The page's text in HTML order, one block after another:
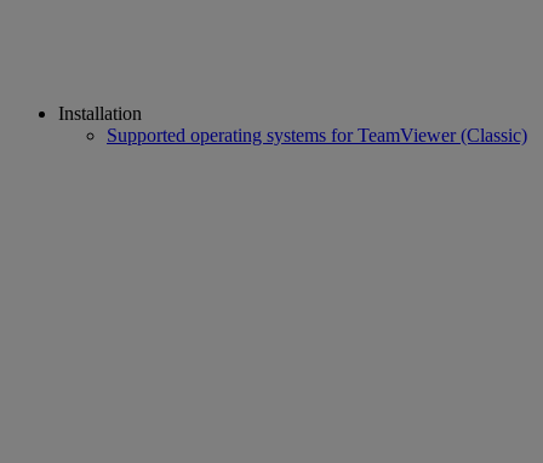
Installation
Supported operating systems for TeamViewer (Classic)